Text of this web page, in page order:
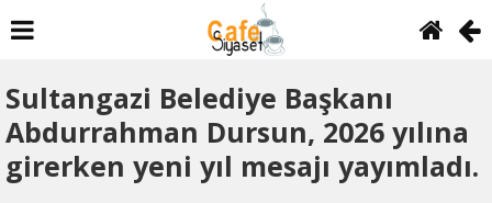
Sultangazi Belediye Başkanı
Abdurrahman Dursun, 2026 yılına
girerken yeni yıl mesajı yayımladı.